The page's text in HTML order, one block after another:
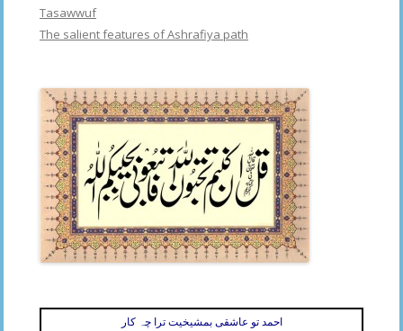
Tasawwuf
The salient features of Ashrafiya path
احمد تو عاشقی بمشیخیت ترا چہ کار